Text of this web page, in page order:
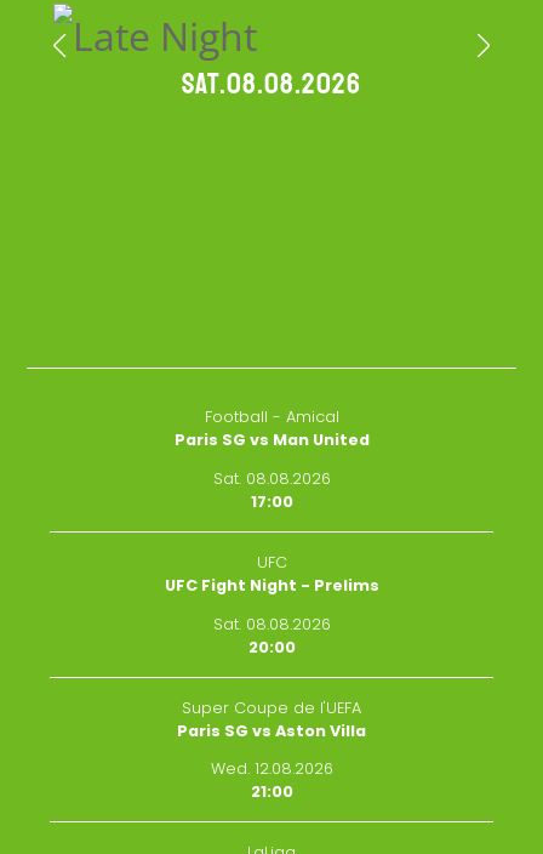
Sat.08.08.2026
Football - Amical
Paris SG vs Man United
Sat. 08.08.2026
17:00
UFC
UFC Fight Night - Prelims
Sat. 08.08.2026
20:00
Super Coupe de l'UEFA
Paris SG vs Aston Villa
Wed. 12.08.2026
21:00